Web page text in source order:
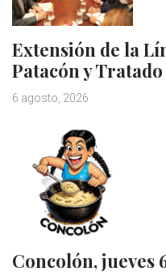
Extensión de la
Patacón y
6 agosto, 2026
Concolón, jueves